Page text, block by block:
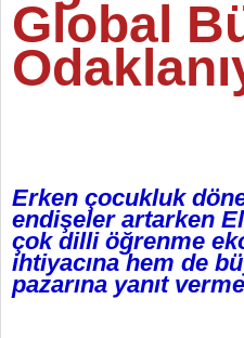
Global
Erken çocukluk
endişeler artarken
çok dilli öğrenme
ihtiyacına hem de
pazarına yanıt